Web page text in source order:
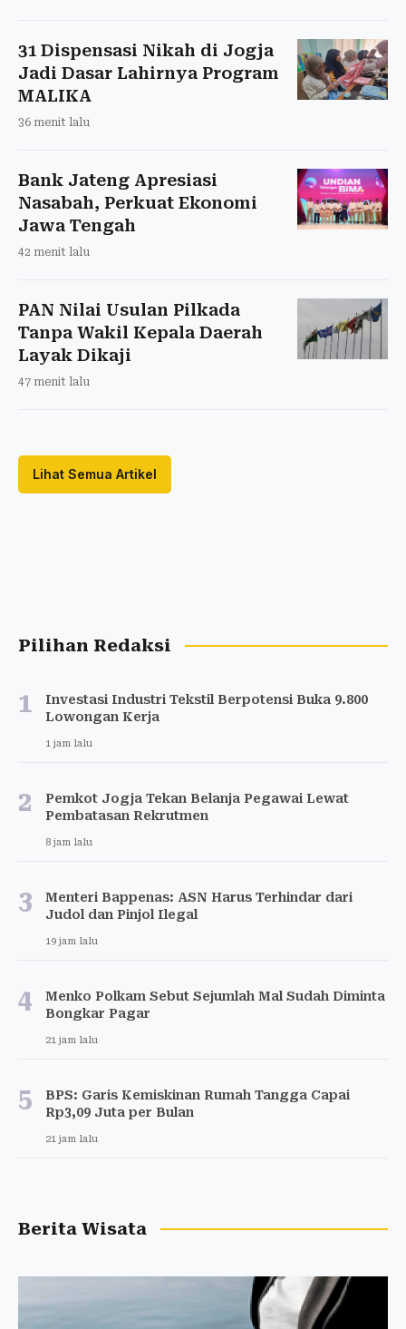
31 Dispensasi Nikah di Jogja
Jadi Dasar Lahirnya Program
MALIKA
36 menit lalu
Bank Jateng Apresiasi
Nasabah, Perkuat Ekonomi
Jawa Tengah
42 menit lalu
PAN Nilai Usulan Pilkada
Tanpa Wakil Kepala Daerah
Layak Dikaji
47 menit lalu
Lihat Semua Artikel
Pilihan Redaksi
1
Investasi Industri Tekstil Berpotensi Buka 9.800
Lowongan Kerja
1 jam lalu
2
Pemkot Jogja Tekan Belanja Pegawai Lewat
Pembatasan Rekrutmen
8 jam lalu
3
Menteri Bappenas: ASN Harus Terhindar dari
Judol dan Pinjol Ilegal
19 jam lalu
4
Menko Polkam Sebut Sejumlah Mal Sudah Diminta
Bongkar Pagar
21 jam lalu
5
BPS: Garis Kemiskinan Rumah Tangga Capai
Rp3,09 Juta per Bulan
21 jam lalu
Berita Wisata